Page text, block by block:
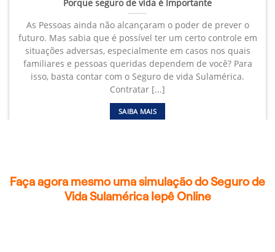
Porque seguro de vida é Importante
As Pessoas ainda não alcançaram o poder de prever o
futuro. Mas sabia que é possível ter um certo controle em
situações adversas, especialmente em casos nos quais
familiares e pessoas queridas dependem de você? Para
isso, basta contar com o Seguro de vida Sulamérica.
Contratar [...]
SAIBA MAIS
Faça agora mesmo uma simulação do Seguro de
Vida Sulamérica Iepê Online